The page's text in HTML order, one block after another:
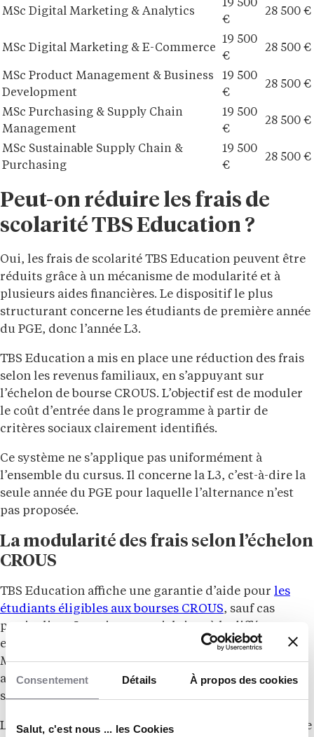
Consentement Détails À propos des cookies
Salut, c'est nous ... les Cookies
MSc Digital Marketing & Analytics
19 500
€
28 500 €
MSc Digital Marketing & E-Commerce
19 500
€
28 500 €
MSc Product Management & Business
Development
19 500
€
28 500 €
MSc Purchasing & Supply Chain
Management
19 500
€
28 500 €
MSc Sustainable Supply Chain &
Purchasing
19 500
€
28 500 €
Peut-on réduire les frais de
scolarité TBS Education ?
Oui, les frais de scolarité TBS Education peuvent être
réduits grâce à un mécanisme de modularité et à
plusieurs aides financières. Le dispositif le plus
structurant concerne les étudiants de première année
du PGE, donc l’année L3.
TBS Education a mis en place une réduction des frais
selon les revenus familiaux, en s’appuyant sur
l’échelon de bourse CROUS. L’objectif est de moduler
le coût d’entrée dans le programme à partir de
critères sociaux clairement identifiés.
Ce système ne s’applique pas uniformément à
l’ensemble du cursus. Il concerne la L3, c’est-à-dire la
seule année du PGE pour laquelle l’alternance n’est
pas proposée.
La modularité des frais selon l’échelon
CROUS
TBS Education affiche une garantie d’aide pour les
étudiants éligibles aux bourses CROUS, sauf cas
particuliers. Le point essentiel tient à la différence
entre frais de scolarité au sens strict et frais fixes.
Même avec une exonération de 100 % des frais
académiques, les frais administratifs et les frais de
services aux étudiants restent dus.
La réduction va de 5 % à 100 % des frais de scolarité de